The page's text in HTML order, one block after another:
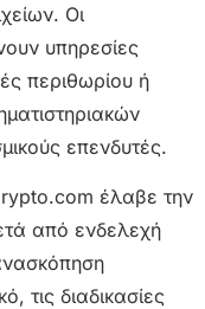
Οι
υπηρεσίες
περιθωρίου ή
επενδυτές.
έλαβε την
από ενδελεχή
τις διαδικασίες